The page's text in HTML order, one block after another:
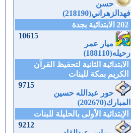
حسن
فهدالزهراني(218190)
202 الابتدائية بجدة
ميار عمر
رحيله(188110)
10615
الابتدائية الثانية لتحفيظ القرآن
الكريم بمكة للبنات
حور عبدالله حسين
المبارك(202670)
9715
الإبتدائية الأولى بالحليلة للبنات
9212